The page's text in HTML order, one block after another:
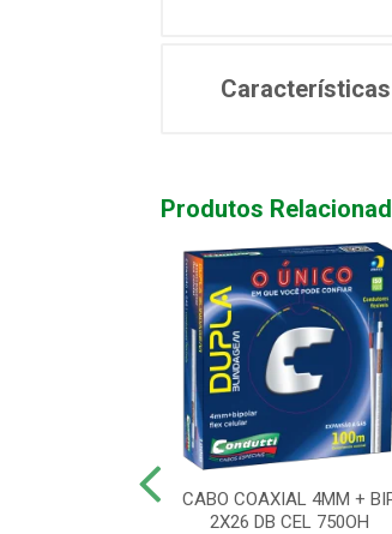
Características
Produtos
CABO COAXIAL 4MM +
2X26 DB CEL 750OH